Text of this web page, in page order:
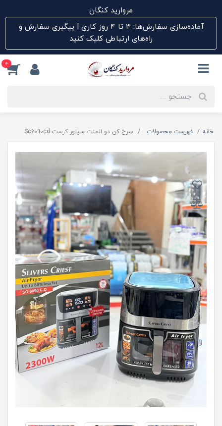
مروارید کنگان
آماده‌سازی سفارش‌ها: ۳ تا ۴ روز کاری | پیگیری سفارش و
راه‌های ارتباطی کلیک کنید
0
خانه فهرست محصولات سرخ کن دو المنت سیلور کرست Sc6090cd